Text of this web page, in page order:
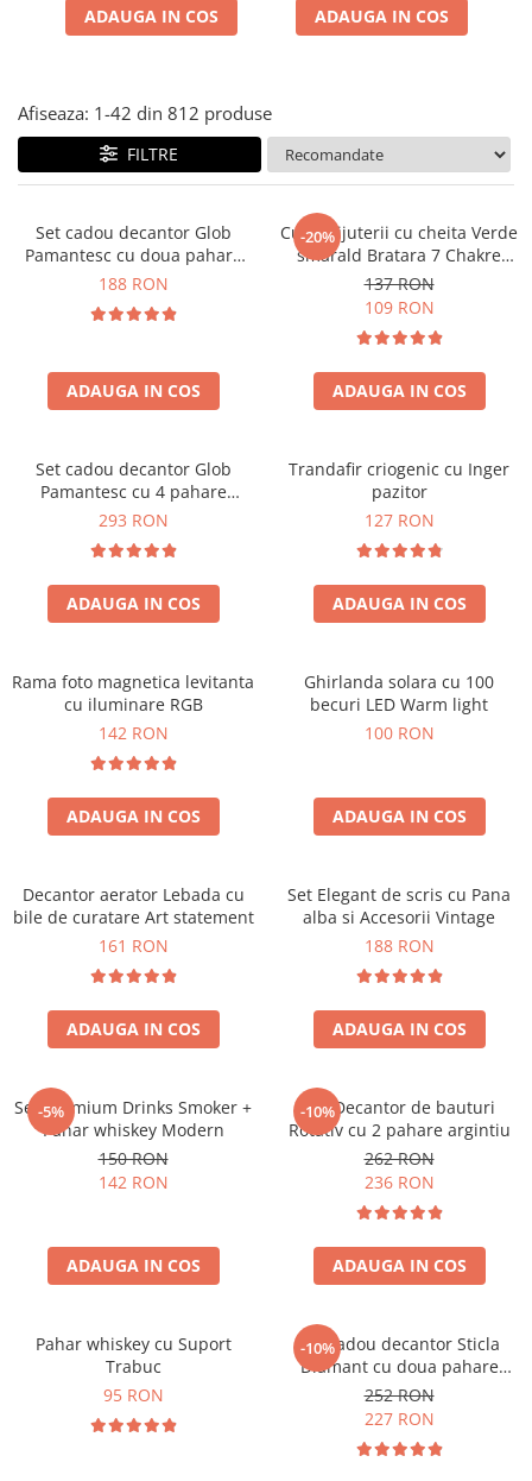
Cadouri Fete
Cadouri de Casa Noua
Cadouri Majorat
Cadouri pentru Nasi
Cadouri pentru Bunici
Cadouri pentru Prieteni
Cadouri pentru Sefi
Cadouri Nunta si Cununie civila
Cani si Termosuri
Seturi de caligrafie
Cadouri Sfantul Alexandru
Cadouri Constantin si Elena
Cadouri Sfanta Maria
Cadouri Sfintii Mihail si Gavriil
ADAUGA IN COS ADAUGA IN COS
Afiseaza: 1-42 din 812 produse
FILTRE
Set cadou decantor Glob
Pamantesc cu doua pahare
Epique, 850 ml
188 RON
ADAUGA IN COS
-20%
Cutie bijuterii cu cheita Verde
smarald Bratara 7 Chakre
CADOU
137 RON
109 RON
ADAUGA IN COS
Set cadou decantor Glob
Pamantesc cu 4 pahare
Deluxe
293 RON
ADAUGA IN COS
Trandafir criogenic cu Inger
pazitor
127 RON
ADAUGA IN COS
Rama foto magnetica levitanta
cu iluminare RGB
142 RON
ADAUGA IN COS
Ghirlanda solara cu 100
becuri LED Warm light
100 RON
ADAUGA IN COS
Decantor aerator Lebada cu
bile de curatare Art statement
161 RON
ADAUGA IN COS
Set Elegant de scris cu Pana
alba si Accesorii Vintage
188 RON
ADAUGA IN COS
-5%
Set premium Drinks Smoker +
Pahar whiskey Modern
150 RON
142 RON
ADAUGA IN COS
-10%
Set Decantor de bauturi
Rotativ cu 2 pahare argintiu
262 RON
236 RON
ADAUGA IN COS
Pahar whiskey cu Suport
Trabuc
95 RON
-10%
Set cadou decantor Sticla
Diamant cu doua pahare
Deluxe
252 RON
227 RON